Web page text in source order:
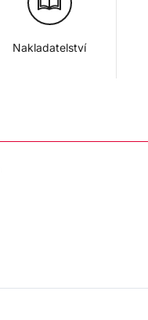
Nakladatelství